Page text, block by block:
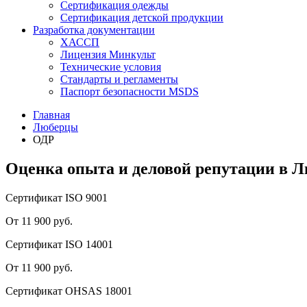
Сертификация одежды
Сертификация детской продукции
Разработка документации
ХАССП
Лицензия Минкульт
Технические условия
Стандарты и регламенты
Паспорт безопасности MSDS
Главная
Люберцы
ОДР
Оценка опыта и деловой репутации в
Сертификат ISO 9001
От 11 900 руб.
Сертификат ISO 14001
От 11 900 руб.
Сертификат OHSAS 18001